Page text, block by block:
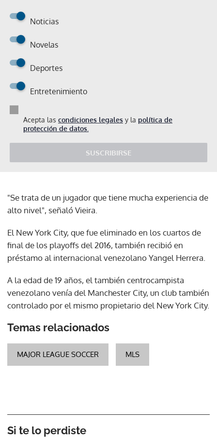
Noticias
Novelas
Deportes
Entretenimiento
Acepta las condiciones legales y la política de
protección de datos.
SUSCRIBIRSE
"Se trata de un jugador que tiene mucha experiencia de
alto nivel", señaló Vieira.
El New York City, que fue eliminado en los cuartos de
final de los playoffs del 2016, también recibió en
préstamo al internacional venezolano Yangel Herrera.
A la edad de 19 años, el también centrocampista
venezolano venía del Manchester City, un club también
controlado por el mismo propietario del New York City.
Temas relacionados
MAJOR LEAGUE SOCCER MLS
Si te lo perdiste